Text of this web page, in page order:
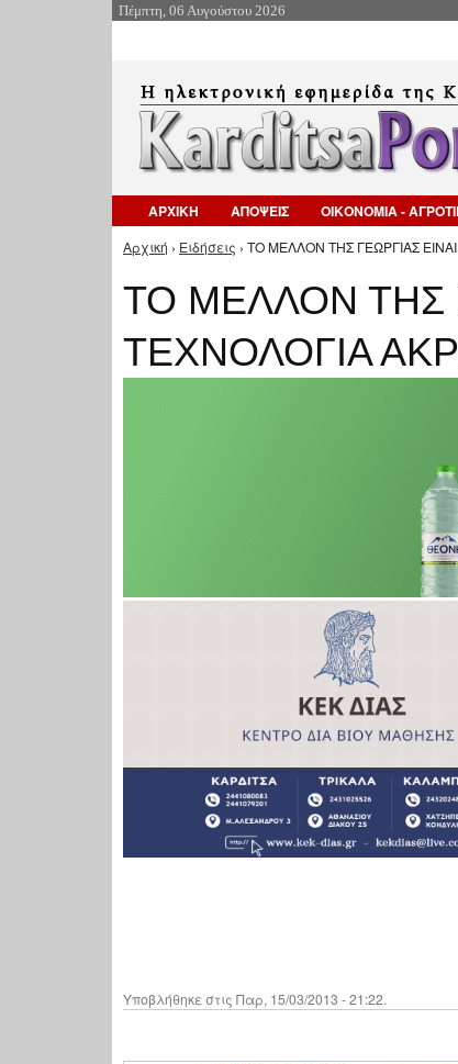
Πέμπτη, 06 Αυγούστου 2026
ΑΡΧΙΚΗ ΑΠΟΨΕΙΣ ΟΙΚΟΝΟΜΙΑ -
Είστε εδώ
Αρχική › Ειδήσεις › ΤΟ ΜΕΛΛΟΝ ΤΗΣ ΓΕΩΡΓΙΑΣ
ΤΟ ΜΕΛΛΟΝ ΤΗΣ
ΤΕΧΝΟΛΟΓΙΑ
Υποβλήθηκε στις Παρ, 15/03/2013 - 21:22.